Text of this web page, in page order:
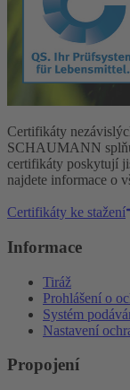
Certifikáty
SCHAUMANN
certifikáty poskytují
najdete informace o
Certifikáty ke stažení
Informace
Tiráž
Prohlášení o
Systém
Nastavení
Propojení